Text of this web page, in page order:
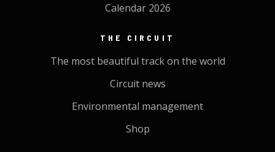
Calendar 2026
THE CIRCUIT
The most beautiful track on the world
Circuit news
Environmental management
Shop